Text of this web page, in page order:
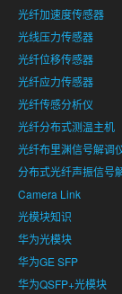
光纤加速度传感器
光线压力传感器
光纤位移传感器
光纤应力传感器
光纤传感分析仪
光纤分布式测温主机
光纤布里渊信号解调
分布式光纤声振信号
Camera Link
光模块知识
华为光模块
华为GE SFP
华为QSFP+光模块